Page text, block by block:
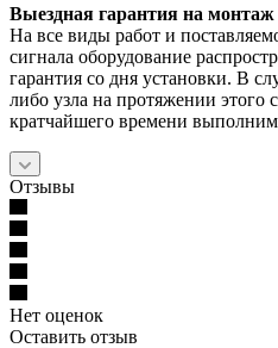
Выездная гарантия на монтаж
На все виды работ и
сигнала оборудование
гарантия со дня установки. В
либо узла на протяжении этого
кратчайшего времени
Отзывы
Нет оценок
Оставить отзыв